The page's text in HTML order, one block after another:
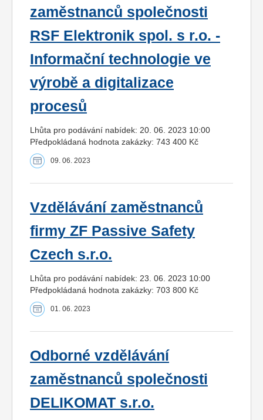
zaměstnanců společnosti
RSF Elektronik spol. s r.o. -
Informační technologie ve
výrobě a digitalizace
procesů
Lhůta pro podávání nabídek: 20. 06. 2023 10:00
Předpokládaná hodnota zakázky: 743 400 Kč
09. 06. 2023
Vzdělávání zaměstnanců
firmy ZF Passive Safety
Czech s.r.o.
Lhůta pro podávání nabídek: 23. 06. 2023 10:00
Předpokládaná hodnota zakázky: 703 800 Kč
01. 06. 2023
Odborné vzdělávání
zaměstnanců společnosti
DELIKOMAT s.r.o.